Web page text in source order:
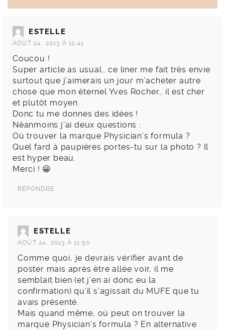
ESTELLE
AOÛT 24, 2013 À 11:41
Coucou !
Super article as usual… ce liner me fait très envie
surtout que j’aimerais un jour m’acheter autre
chose que mon éternel Yves Rocher… il est cher
et plutôt moyen.
Donc tu me donnes des idées !
Néanmoins j’ai deux questions :
Où trouver la marque Physician’s formula ?
Quel fard à paupières portes-tu sur la photo ? Il
est hyper beau.
Merci ! 😀
RÉPONDRE
ESTELLE
AOÛT 24, 2013 À 11:50
Comme quoi, je devrais vérifier avant de
poster mais après être allée voir, il me
semblait bien (et j’en ai donc eu la
confirmation) qu’il s’agissait du MUFE que tu
avais présenté.
Mais quand même, où peut on trouver la
marque Physician’s formula ? En alternative